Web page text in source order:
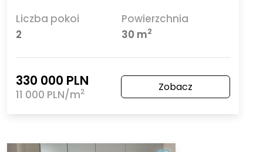
Liczba pokoi
2
Powierzchnia
30 m2
330 000 PLN
11 000 PLN/m2 Zobacz